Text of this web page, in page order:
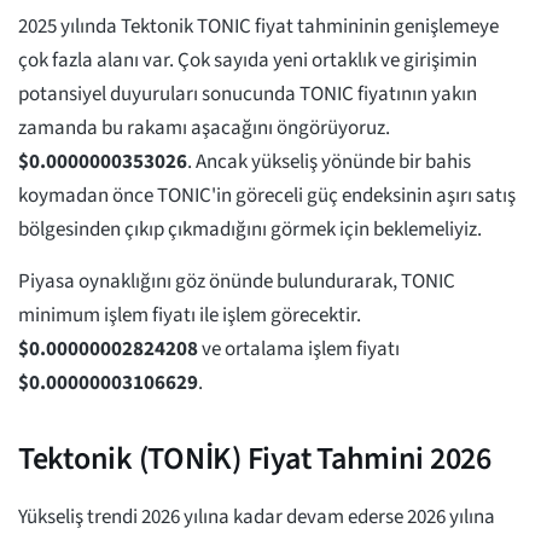
2025 yılında Tektonik TONIC fiyat tahmininin genişlemeye
çok fazla alanı var. Çok sayıda yeni ortaklık ve girişimin
potansiyel duyuruları sonucunda TONIC fiyatının yakın
zamanda bu rakamı aşacağını öngörüyoruz.
$0.0000000353026. Ancak yükseliş yönünde bir bahis
koymadan önce TONIC'in göreceli güç endeksinin aşırı satış
bölgesinden çıkıp çıkmadığını görmek için beklemeliyiz.
Piyasa oynaklığını göz önünde bulundurarak, TONIC
minimum işlem fiyatı ile işlem görecektir.
$0.00000002824208ve ortalama işlem fiyatı
$0.00000003106629.
Tektonik (TONİK) Fiyat Tahmini 2026
Yükseliş trendi 2026 yılına kadar devam ederse 2026 yılına